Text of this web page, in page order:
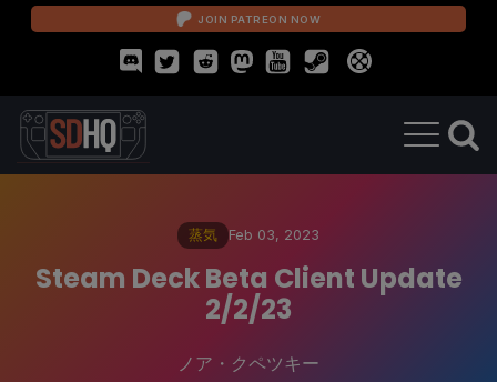
JOIN PATREON NOW
蒸気 Feb 03, 2023
Steam Deck Beta Client Update
2/2/23
ノア・クペツキー